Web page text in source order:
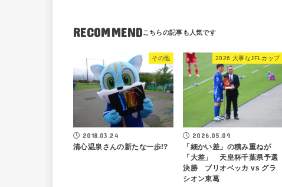
RECOMMEND
その他
2018.03.24
清心温泉さんの新たな一歩!?
2026 大事なJFLカップ
2026.05.09
「細かい差」の積み重ねが
「大差」 天皇杯千葉県予選
決勝 ブリオベッカ vs グラ
シオン東葛